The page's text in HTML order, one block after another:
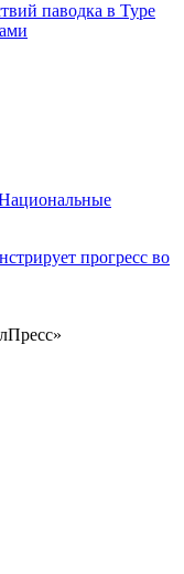
паводка в Туре
прогресс во